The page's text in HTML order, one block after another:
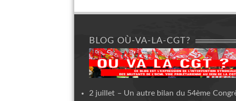
BLOG OÙ-VA-LA-CGT?
2 juillet – Un autre bilan du 54ème